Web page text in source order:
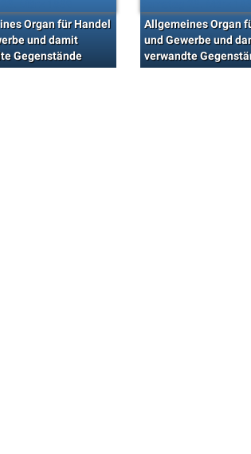
Organ für Handel
und damit
Gegenstände
Allgemeines Organ
und Gewerbe und
verwandte